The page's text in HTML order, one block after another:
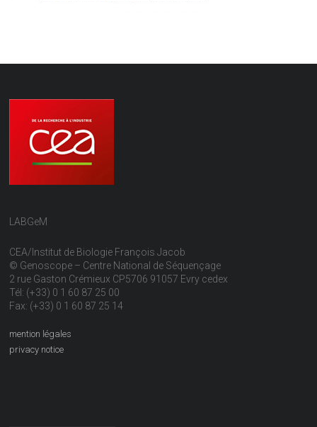
LABGeM
CEA/Institut de Biologie François Jacob
© Genoscope – Centre National de Séquençage
2 rue Gaston Crémieux CP5706 91057 Evry cedex
Tél: (+33) 0 1 60 87 25 00
Fax: (+33) 0 1 60 87 25 14
mention légales
privacy notice